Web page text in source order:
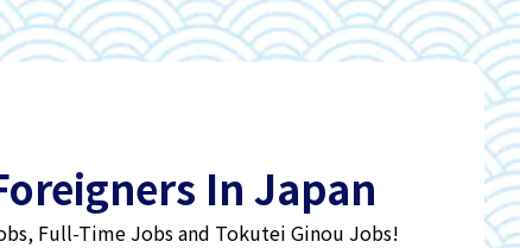
In Japan
Full-Time Jobs and Tokutei Ginou Jobs!